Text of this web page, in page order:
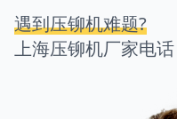
遇到压铆机难题?
上海压铆机厂家电话